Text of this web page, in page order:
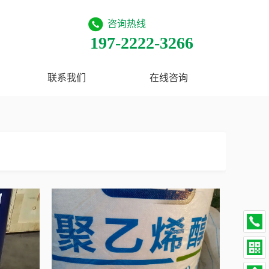
联系我们 在线咨询
咨询热线
197-2222-3266